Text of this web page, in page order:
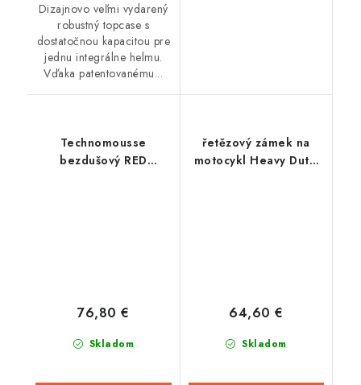
Dizajnovo veľmi vydarený
robustný topcase s
dostatočnou kapacitou pre
jednu integrálne helmu.
Vďaka patentovanému...
Technomousse
bezdušový RED
Skladom
76,80 €
řetězový zámek na
motocykl Heavy Duty,
Skladom
64,60 €